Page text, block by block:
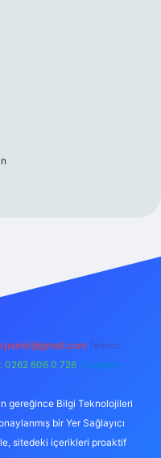
Teams:
0262 606 0 726 Telegram:
gereğince Bilgi Teknolojileri
bir Yer Sağlayıcı
sitedeki içerikleri proaktif